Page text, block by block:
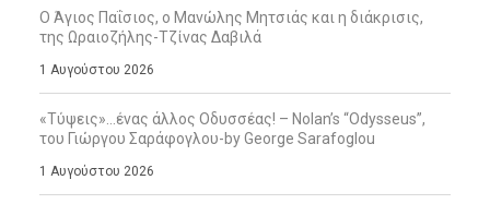
Ο Άγιος Παΐσιος, ο Μανώλης Μητσιάς και η διάκρισις,
της Ωραιοζήλης-Τζίνας Δαβιλά
1 Αυγούστου 2026
«Τύψεις»…ένας άλλος Οδυσσέας! – Nolan’s “Odysseus”,
του Γιώργου Σαράφογλου-by George Sarafoglou
1 Αυγούστου 2026